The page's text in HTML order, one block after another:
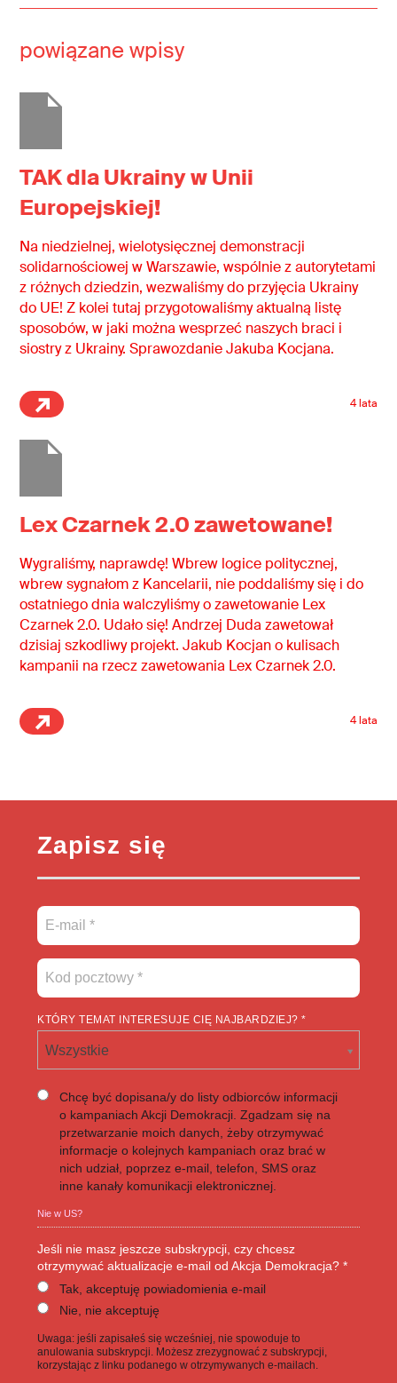
powiązane wpisy
TAK dla Ukrainy w Unii
Europejskiej!
Na niedzielnej, wielotysięcznej demonstracji
solidarnościowej w Warszawie, wspólnie z autorytetami
z różnych dziedzin, wezwaliśmy do przyjęcia Ukrainy
do UE! Z kolei tutaj przygotowaliśmy aktualną listę
sposobów, w jaki można wesprzeć naszych braci i
siostry z Ukrainy. Sprawozdanie Jakuba Kocjana.
4 lata
Lex Czarnek 2.0 zawetowane!
Wygraliśmy, naprawdę! Wbrew logice politycznej,
wbrew sygnałom z Kancelarii, nie poddaliśmy się i do
ostatniego dnia walczyliśmy o zawetowanie Lex
Czarnek 2.0. Udało się! Andrzej Duda zawetował
dzisiaj szkodliwy projekt. Jakub Kocjan o kulisach
kampanii na rzecz zawetowania Lex Czarnek 2.0.
4 lata
Zapisz się
KTÓRY TEMAT INTERESUJE CIĘ NAJBARDZIEJ? *
Wszystkie
Chcę być dopisana/y do listy odbiorców informacji
o kampaniach Akcji Demokracji. Zgadzam się na
przetwarzanie moich danych, żeby otrzymywać
informacje o kolejnych kampaniach oraz brać w
nich udział, poprzez e-mail, telefon, SMS oraz
inne kanały komunikacji elektronicznej.
Nie wUS?
Jeśli nie masz jeszcze subskrypcji, czy chcesz
otrzymywać aktualizacje e-mail od Akcja Demokracja? *
Tak, akceptuję powiadomienia e-mail
Nie, nie akceptuję
Uwaga: jeśli zapisałeś się wcześniej, nie spowoduje to
anulowania subskrypcji. Możesz zrezygnować z subskrypcji,
korzystając z linku podanego w otrzymywanych e-mailach.